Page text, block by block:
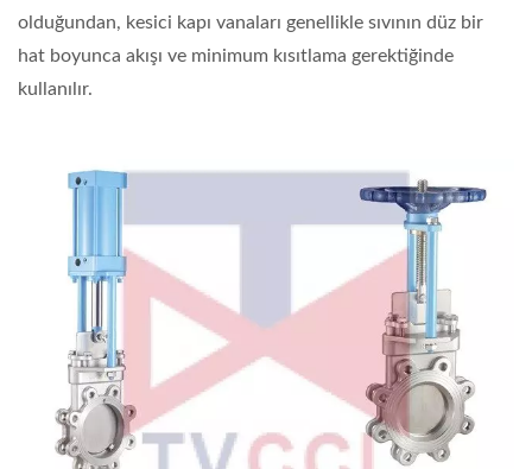
olduğundan, kesici kapı vanaları genellikle sıvının düz bir
hat boyunca akışı ve minimum kısıtlama gerektiğinde
kullanılır.